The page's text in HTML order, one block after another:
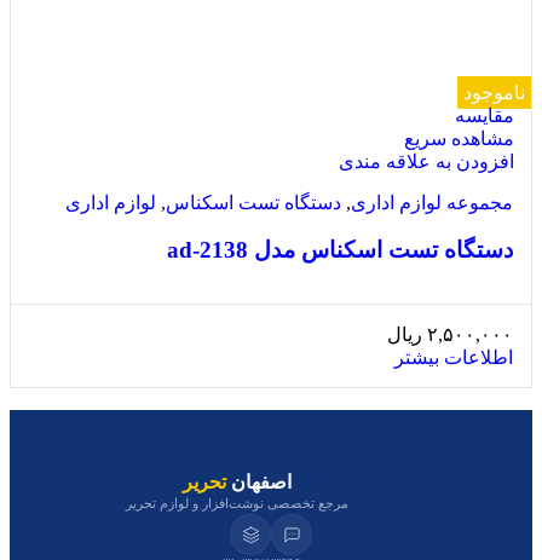
ناموجود
مقایسه
مشاهده سریع
افزودن به علاقه مندی
مجموعه لوازم اداری, دستگاه تست اسکناس, لوازم اداری
دستگاه تست اسکناس مدل ad-2138
۲,۵۰۰,۰۰۰ ریال
اطلاعات بیشتر
اصفهانتحریر
مرجع تخصصی نوشت‌افزار و لوازم تحریر